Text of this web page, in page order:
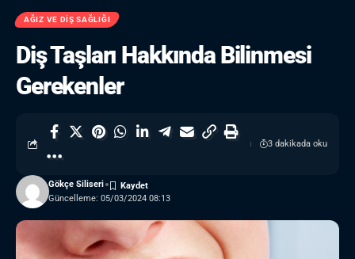
AĞIZ VE DIŞ SAĞLIĞI
Diş Taşları Hakkında Bilinmesi
Gerekenler
Güncelleme: 05/03/2024 08:13
Gökçe Siliseri
3 dakikada oku